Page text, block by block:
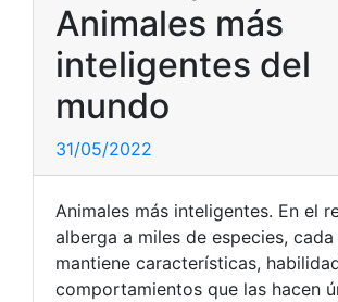
Animales más
inteligentes del
mundo
31/05/2022
Animales más inteligentes. En el
alberga a miles de especies, cada
mantiene características,
comportamientos que las hacen